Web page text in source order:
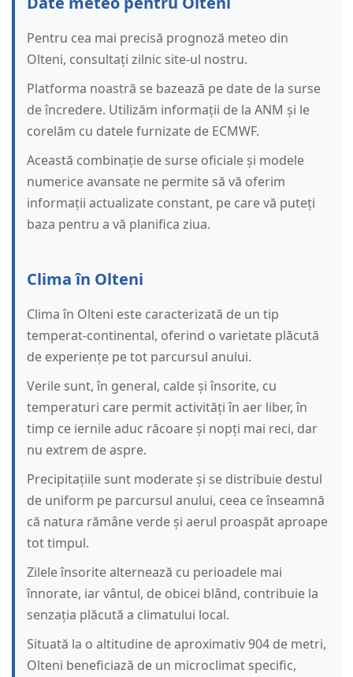
Pentru cea mai precisă prognoză meteo din
Olteni, consultați zilnic site-ul nostru.
Platforma noastră se bazează pe date de la surse
de încredere. Utilizăm informații de la ANM și le
corelăm cu datele furnizate de ECMWF.
Această combinație de surse oficiale și modele
numerice avansate ne permite să vă oferim
informații actualizate constant, pe care vă puteți
baza pentru a vă planifica ziua.
Clima în Olteni
Clima în Olteni este caracterizată de un tip
temperat-continental, oferind o varietate plăcută
de experiențe pe tot parcursul anului.
Verile sunt, în general, calde și însorite, cu
temperaturi care permit activități în aer liber, în
timp ce iernile aduc răcoare și nopți mai reci, dar
nu extrem de aspre.
Precipitațiile sunt moderate și se distribuie destul
de uniform pe parcursul anului, ceea ce înseamnă
că natura rămâne verde și aerul proaspăt aproape
tot timpul.
Zilele însorite alternează cu perioadele mai
înnorate, iar vântul, de obicei blând, contribuie la
senzația plăcută a climatului local.
Situată la o altitudine de aproximativ 904 de metri,
Olteni beneficiază de un microclimat specific,